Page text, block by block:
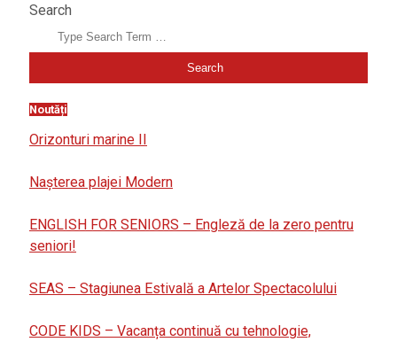
Search
Noutăți
Orizonturi marine II
Nașterea plajei Modern
ENGLISH FOR SENIORS – Engleză de la zero pentru
seniori!
SEAS – Stagiunea Estivală a Artelor Spectacolului
CODE KIDS – Vacanța continuă cu tehnologie,